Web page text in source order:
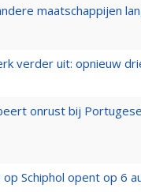
maatschappijen
verder uit: opnieuw
onrust bij
Schiphol opent op 6